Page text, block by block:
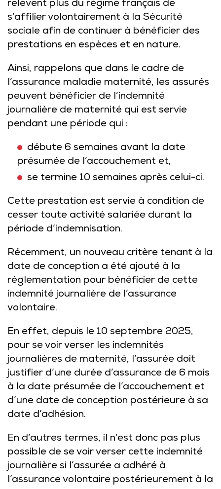
relèvent plus du régime français de
s’affilier volontairement à la Sécurité
sociale afin de continuer à bénéficier des
prestations en espèces et en nature.
Ainsi, rappelons que dans le cadre de
l’assurance maladie maternité, les assurés
peuvent bénéficier de l’indemnité
journalière de maternité qui est servie
pendant une période qui :
débute 6 semaines avant la date
présumée de l’accouchement et,
se termine 10 semaines après celui-ci.
Cette prestation est servie à condition de
cesser toute activité salariée durant la
période d’indemnisation.
Récemment, un nouveau critère tenant à la
date de conception a été ajouté à la
réglementation pour bénéficier de cette
indemnité journalière de l’assurance
volontaire.
En effet, depuis le 10 septembre 2025,
pour se voir verser les indemnités
journalières de maternité, l’assurée doit
justifier d’une durée d’assurance de 6 mois
à la date présumée de l’accouchement et
d’une date de conception postérieure à sa
date d’adhésion.
En d’autres termes, il n’est donc pas plus
possible de se voir verser cette indemnité
journalière si l’assurée a adhéré à
l’assurance volontaire postérieurement à la